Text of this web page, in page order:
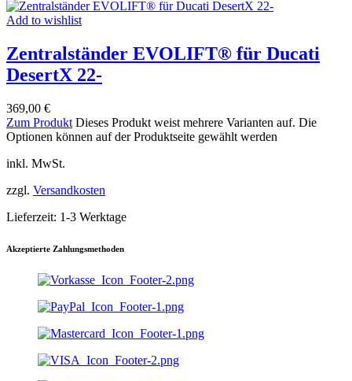
Add to wishlist
Zentralständer EVOLIFT® für Ducati
DesertX 22-
369,00 €
Zum Produkt Dieses Produkt weist mehrere Varianten auf. Die
Optionen können auf der Produktseite gewählt werden
inkl. MwSt.
zzgl. Versandkosten
Lieferzeit: 1-3 Werktage
Akzeptierte Zahlungsmethoden